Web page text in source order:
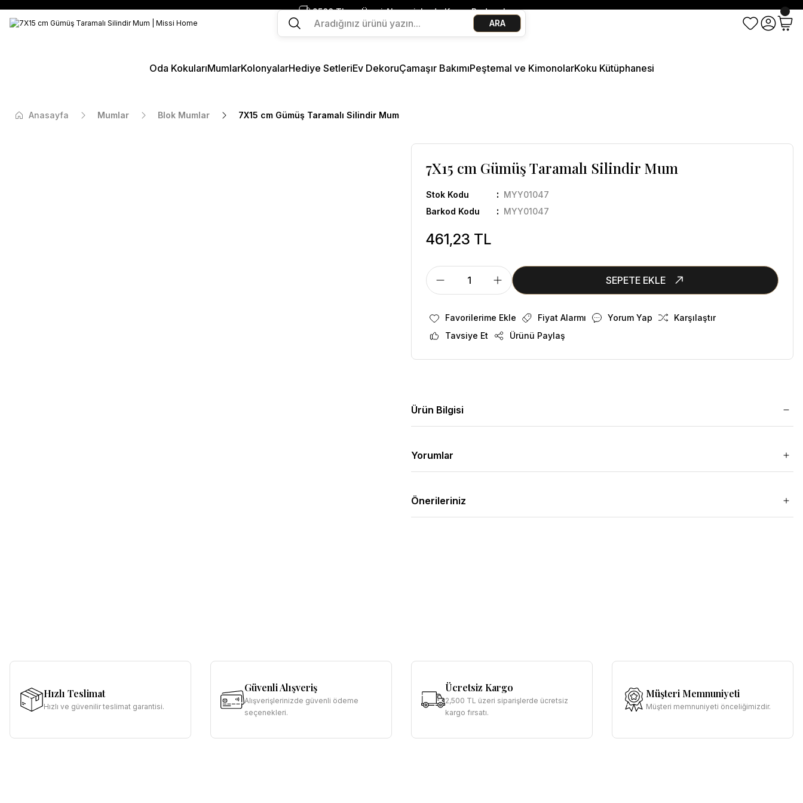
2500 TL ve Üzeri Alışverişlerde Kargo Bedava!
Ege Esintisi 2 Al 1 Öde
Missi Kokularda 3 Al 2 Öde
ARA
Oda KokularıMumlarKolonyalarHediye SetleriEv DekoruÇamaşır BakımıPeştemal ve KimonolarKoku Kütüphanesi
Anasayfa Mumlar Blok Mumlar 7X15 cm Gümüş Taramalı Silindir Mum
7X15 cm Gümüş Taramalı Silindir Mum
Stok Kodu
MYY01047
Barkod Kodu
MYY01047
461,23 TL
SEPETE EKLE
Fiyat Alarmı Yorum Yap
Karşılaştır
Tavsiye Et
Ürünü Paylaş
Ürün Bilgisi
Yorumlar
Önerileriniz
Hızlı Teslimat
Hızlı ve güvenilir teslimat garantisi.
Güvenli Alışveriş
Alışverişlerinizde güvenli ödeme
seçenekleri.
Ücretsiz Kargo
2,500 TL üzeri siparişlerde ücretsiz
kargo fırsatı.
Müşteri Memnuniyeti
Müşteri memnuniyeti önceliğimizdir.